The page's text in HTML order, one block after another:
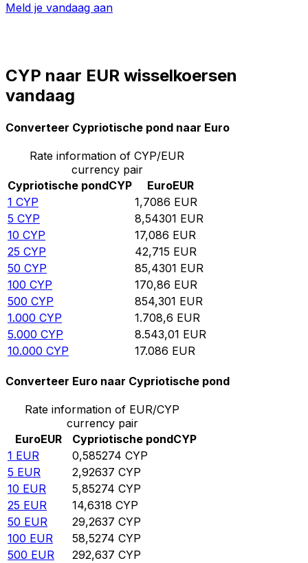
Meld je vandaag aan
CYP naar EUR wisselkoersen
vandaag
Converteer Cypriotische pond naar Euro
Rate information of CYP/EUR
currency pair
Cypriotische pondCYP EuroEUR
1 CYP 1,7086 EUR
5 CYP 8,54301 EUR
10 CYP 17,086 EUR
25 CYP 42,715 EUR
50 CYP 85,4301 EUR
100 CYP 170,86 EUR
500 CYP 854,301 EUR
1.000 CYP 1.708,6 EUR
5.000 CYP 8.543,01 EUR
10.000 CYP 17.086 EUR
Converteer Euro naar Cypriotische pond
Rate information of EUR/CYP
currency pair
EuroEUR Cypriotische pondCYP
1 EUR 0,585274 CYP
5 EUR 2,92637 CYP
10 EUR 5,85274 CYP
25 EUR 14,6318 CYP
50 EUR 29,2637 CYP
100 EUR 58,5274 CYP
500 EUR 292,637 CYP